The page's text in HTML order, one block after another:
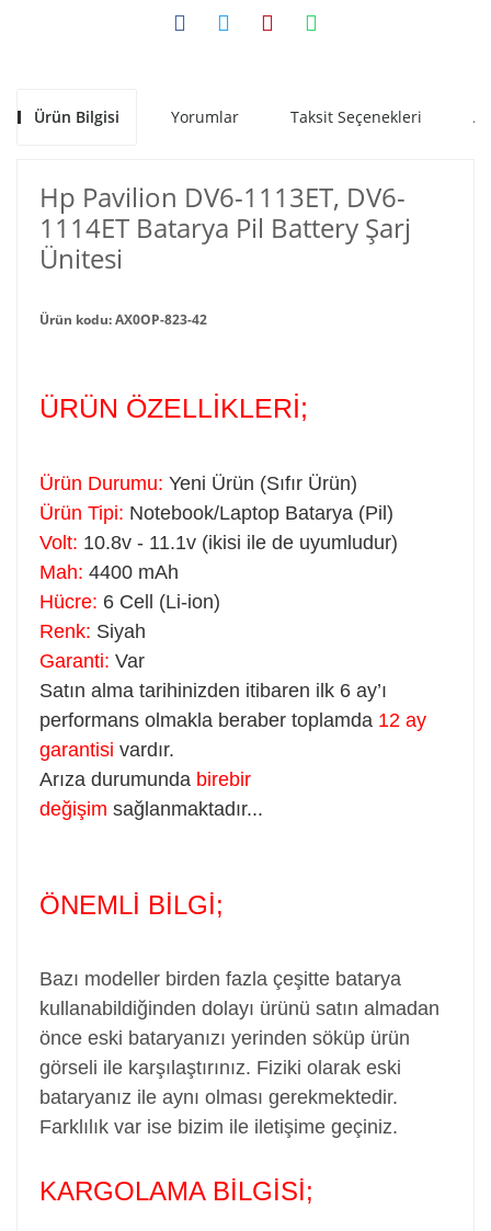
Ürün Bilgisi Yorumlar Taksit Seçenekleri
Hp Pavilion DV6-1113ET, DV6-
1114ET Batarya Pil Battery Şarj
Ünitesi
Ürün kodu: AX0OP-823-42
ÜRÜN ÖZELLİKLERİ;
Ürün Durumu: Yeni Ürün (Sıfır Ürün)
Ürün Tipi: Notebook/Laptop Batarya (Pil)
Volt: 10.8v - 11.1v (ikisi ile de uyumludur)
Mah: 4400 mAh
Hücre: 6 Cell (Li-ion)
Renk: Siyah
Garanti: Var
Satın alma tarihinizden itibaren ilk 6 ay’ı
performans olmakla beraber toplamda 12 ay
garantisi vardır.
Arıza durumunda birebir
değişim sağlanmaktadır...
ÖNEMLİ BİLGİ;
Bazı modeller birden fazla çeşitte batarya
kullanabildiğinden dolayı ürünü satın almadan
önce eski bataryanızı yerinden söküp ürün
görseli ile karşılaştırınız. Fiziki olarak eski
bataryanız ile aynı olması gerekmektedir.
Farklılık var ise bizim ile iletişime geçiniz.
KARGOLAMA BİLGİSİ;